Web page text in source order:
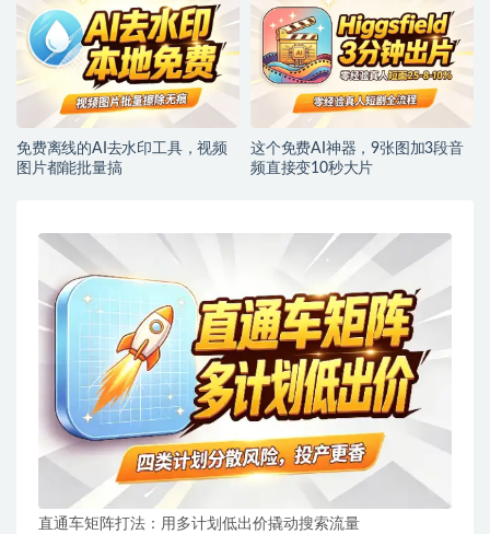
免费离线的AI去水印工具，视频
图片都能批量搞
这个免费AI神器，9张图加3段音
频直接变10秒大片
直通车矩阵打法：用多计划低出价撬动搜索流量